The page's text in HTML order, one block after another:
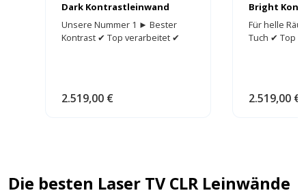
Dark Kontrastleinwand
Unsere Nummer 1 ► Bester
Kontrast ✔ Top verarbeitet ✔
2.519,00 €
Bright
Für helle
Tuch ✔ Top
2.519,00 €
Die besten Laser TV CLR Leinwände